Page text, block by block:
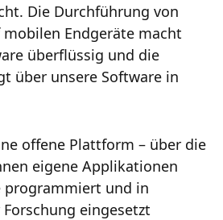
Die Durchführung von
Endgeräte macht
überflüssig und die
über unsere Software in
offene Plattform – über die
eigene Applikationen
programmiert und in
eingesetzt